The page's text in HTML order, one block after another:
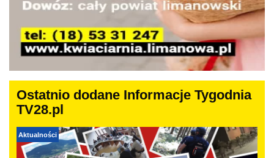
Ostatnio dodane Informacje Tygodnia
TV28.pl
Aktualności